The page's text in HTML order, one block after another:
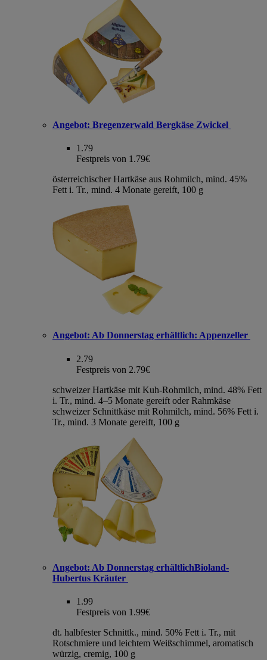
Angebot: Bregenzerwald Bergkäse Zwickel
1.79
Festpreis von 1.79€
österreichischer Hartkäse aus Rohmilch, mind. 45%
Fett i. Tr., mind. 4 Monate gereift, 100 g
Angebot: Ab Donnerstag erhältlich: Appenzeller
2.79
Festpreis von 2.79€
schweizer Hartkäse mit Kuh-Rohmilch, mind. 48% Fett
i. Tr., mind. 4–5 Monate gereift oder Rahmkäse
schweizer Schnittkäse mit Rohmilch, mind. 56% Fett i.
Tr., mind. 3 Monate gereift, 100 g
Angebot: Ab Donnerstag erhältlichBioland-
Hubertus Kräuter
1.99
Festpreis von 1.99€
dt. halbfester Schnittk., mind. 50% Fett i. Tr., mit
Rotschmiere und leichtem Weißschimmel, aromatisch
würzig, cremig, 100 g